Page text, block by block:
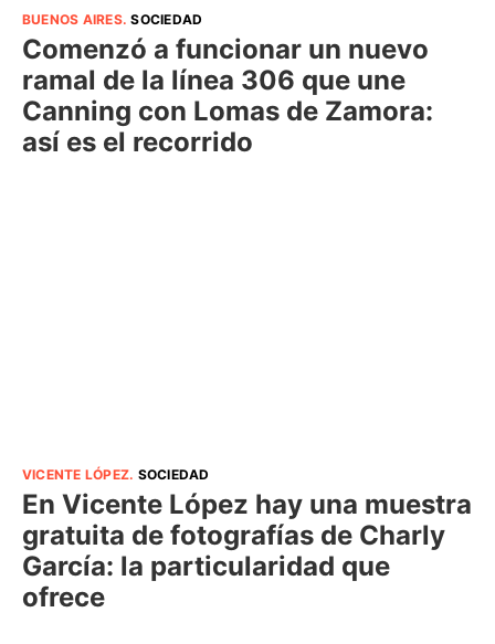
BUENOS AIRES.SOCIEDAD
Comenzó a funcionar un nuevo
ramal de la línea 306 que une
Canning con Lomas de Zamora:
así es el recorrido
VICENTE LÓPEZ. SOCIEDAD
En Vicente López hay una muestra
gratuita de fotografías de Charly
García: la particularidad que
ofrece